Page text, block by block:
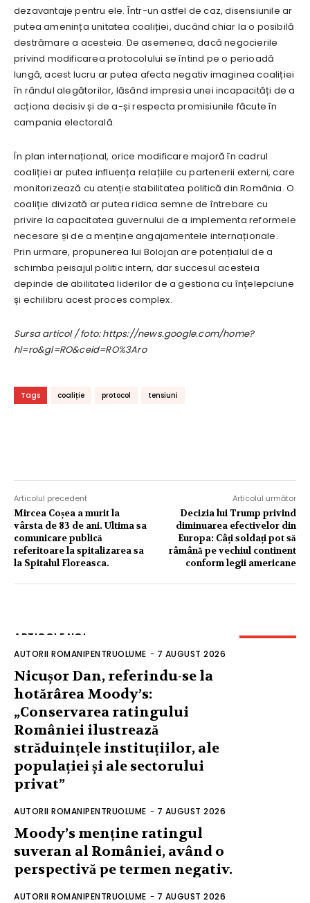
dezavantaje pentru ele. Într-un astfel de caz, disensiunile ar
putea amenința unitatea coaliției, ducând chiar la o posibilă
destrămare a acesteia. De asemenea, dacă negocierile
privind modificarea protocolului se întind pe o perioadă
lungă, acest lucru ar putea afecta negativ imaginea coaliției
în rândul alegătorilor, lăsând impresia unei incapacități de a
acționa decisiv și de a-și respecta promisiunile făcute în
campania electorală.
În plan internațional, orice modificare majoră în cadrul
coaliției ar putea influența relațiile cu partenerii externi, care
monitorizează cu atenție stabilitatea politică din România. O
coaliție divizată ar putea ridica semne de întrebare cu
privire la capacitatea guvernului de a implementa reformele
necesare și de a menține angajamentele internaționale.
Prin urmare, propunerea lui Bolojan are potențialul de a
schimba peisajul politic intern, dar succesul acesteia
depinde de abilitatea liderilor de a gestiona cu înțelepciune
și echilibru acest proces complex.
Sursa articol / foto: https://news.google.com/home?
hl=ro&gl=RO&ceid=RO%3Aro
Tags coaliție protocol tensiuni
Articolul precedent
Mircea Coșea a murit la
vârsta de 83 de ani. Ultima sa
comunicare publică
referitoare la spitalizarea sa
la Spitalul Floreasca.
Articolul următor
Decizia lui Trump privind
diminuarea efectivelor din
Europa: Câți soldați pot să
râmână pe vechiul continent
conform legii americane
ARTICOLE NOI
AUTORII ROMANIPENTRUOLUME - 7 AUGUST 2026
Nicușor Dan, referindu-se la
hotărârea Moody’s:
„Conservarea ratingului
României ilustrează
străduințele instituțiilor, ale
populației și ale sectorului
privat”
AUTORII ROMANIPENTRUOLUME - 7 AUGUST 2026
Moody’s menține ratingul
suveran al României, având o
perspectivă pe termen negativ.
AUTORII ROMANIPENTRUOLUME - 7 AUGUST 2026